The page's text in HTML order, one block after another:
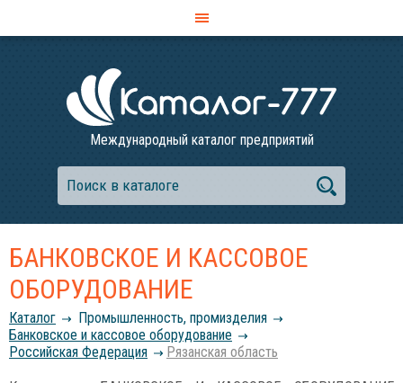
Международный каталог предприятий
БАНКОВСКОЕ И КАССОВОЕ
ОБОРУДОВАНИЕ
Каталог
Промышленность, промизделия
Банковское и кассовое оборудование
Российcкая Федерация
Рязанская область